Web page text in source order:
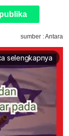
sumber : Antara
selengkapnya